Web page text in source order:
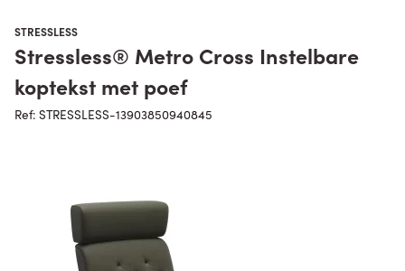
STRESSLESS
Stressless® Metro Cross Instelbare
koptekst met poef
Ref: STRESSLESS-13903850940845